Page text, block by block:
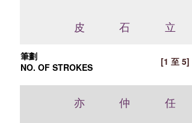
皮 石 立
筆劃
NO. OF STROKES
[1 至 5]
亦 仲 任